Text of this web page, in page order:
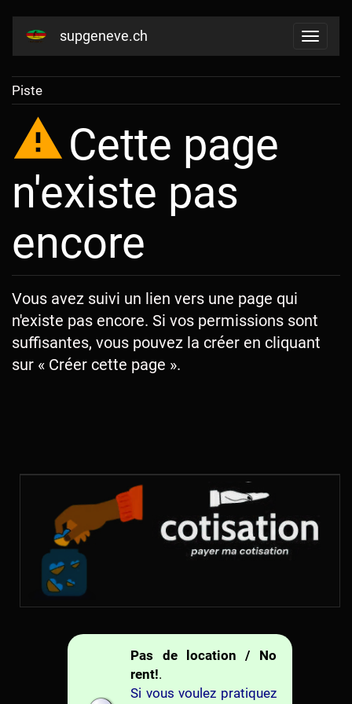
supgeneve.ch
Piste
Cette page
n'existe pas
encore
Vous avez suivi un lien vers une page qui
n'existe pas encore. Si vos permissions sont
suffisantes, vous pouvez la créer en cliquant
sur « Créer cette page ».
Pas de location / No
rent!.
Si vous voulez pratiquez